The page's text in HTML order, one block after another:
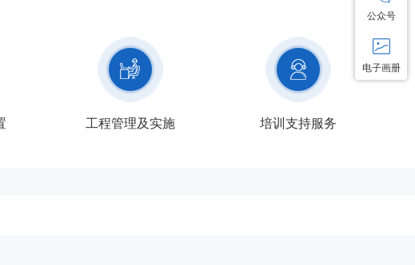
工程管理及实施 培训支持服务
公众号
电子画册